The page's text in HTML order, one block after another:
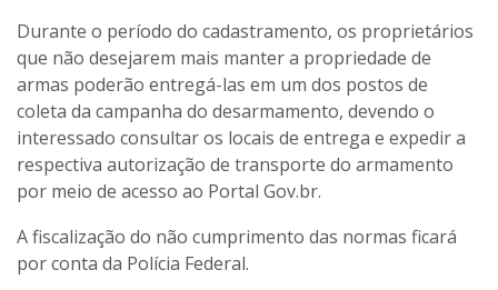
Durante o período do cadastramento, os proprietários
que não desejarem mais manter a propriedade de
armas poderão entregá-las em um dos postos de
coleta da campanha do desarmamento, devendo o
interessado consultar os locais de entrega e expedir a
respectiva autorização de transporte do armamento
por meio de acesso ao Portal Gov.br.
A fiscalização do não cumprimento das normas ficará
por conta da Polícia Federal.